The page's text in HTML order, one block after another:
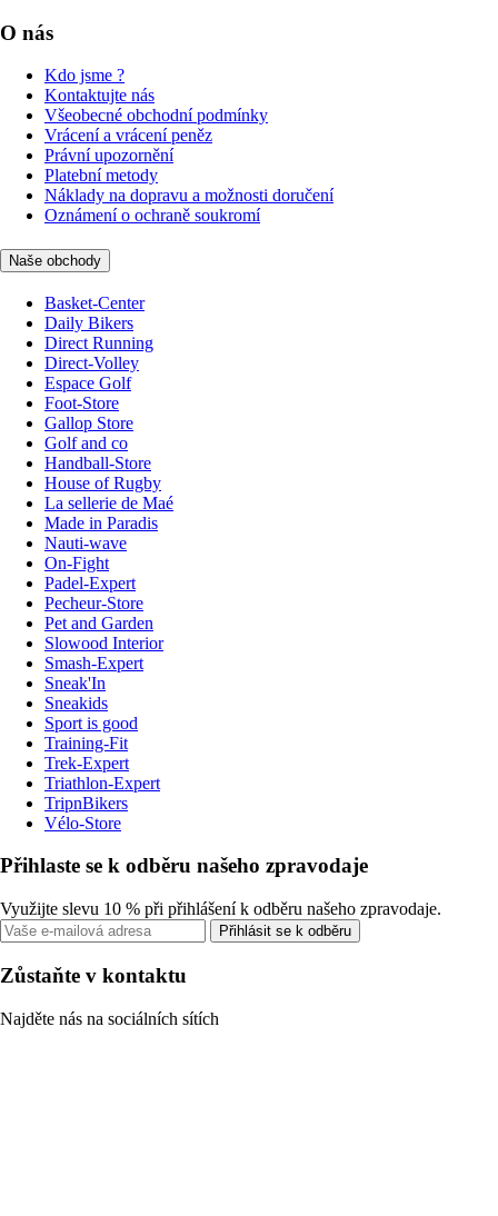
O nás
Kdo jsme ?
Kontaktujte nás
Všeobecné obchodní podmínky
Vrácení a vrácení peněz
Právní upozornění
Platební metody
Náklady na dopravu a možnosti doručení
Oznámení o ochraně soukromí
Naše obchody
Basket-Center
Daily Bikers
Direct Running
Direct-Volley
Espace Golf
Foot-Store
Gallop Store
Golf and co
Handball-Store
House of Rugby
La sellerie de Maé
Made in Paradis
Nauti-wave
On-Fight
Padel-Expert
Pecheur-Store
Pet and Garden
Slowood Interior
Smash-Expert
Sneak'In
Sneakids
Sport is good
Training-Fit
Trek-Expert
Triathlon-Expert
TripnBikers
Vélo-Store
Přihlaste se k odběru našeho zpravodaje
Využijte slevu 10 % při přihlášení k odběru našeho zpravodaje.
Přihlásit se k odběru
Zůstaňte v kontaktu
Najděte nás na sociálních sítích